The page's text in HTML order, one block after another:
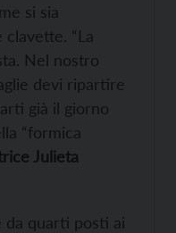
si sia
“La
Nel nostro
devi ripartire
già il giorno
“formica
Julieta
da quarti posti ai